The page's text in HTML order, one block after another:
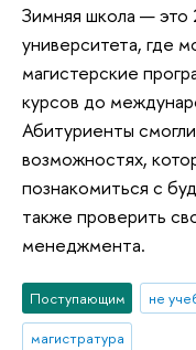
Зимняя школа — это
университета, где
магистерские
курсов до
Абитуриенты
возможностях,
познакомиться с
также проверить
менеджмента.
Поступающим не
магистратура